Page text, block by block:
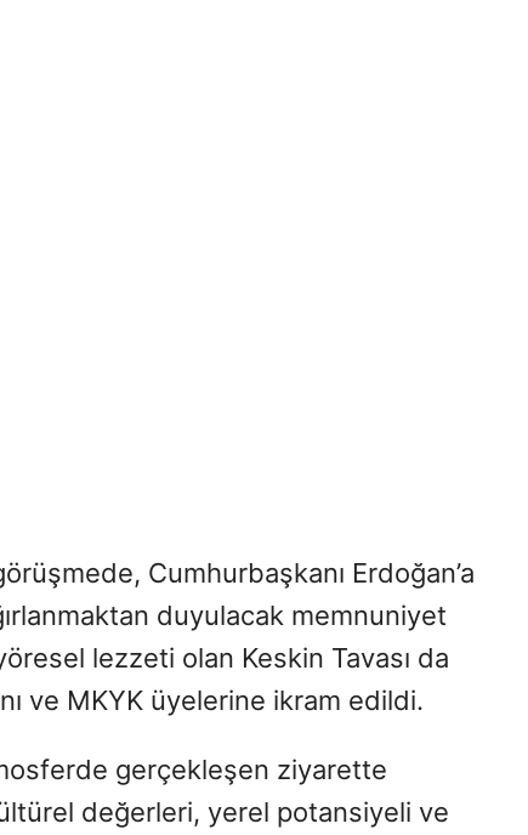
Cumhurbaşkanı Erdoğan’a
duyulacak memnuniyet
lezzeti olan Keskin Tavası da
ve MKYK üyelerine ikram edildi.
gerçekleşen ziyarette
değerleri, yerel potansiyeli ve